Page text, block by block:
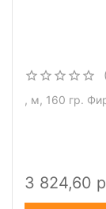
, м, 160 гр.
3 824,60